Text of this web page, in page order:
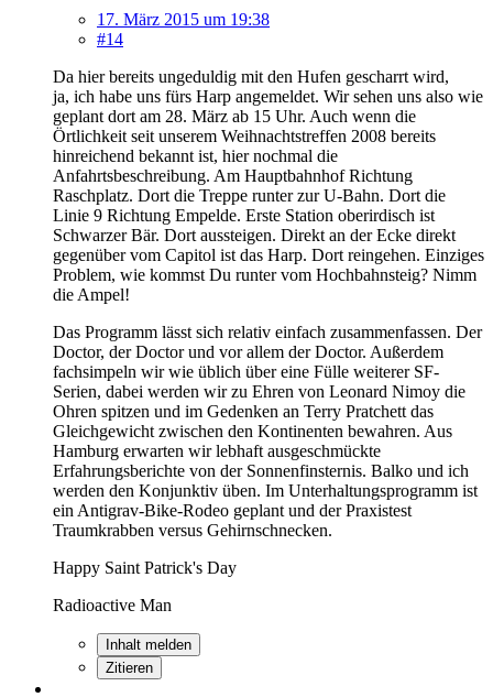
17. März 2015 um 19:38
#14
Da hier bereits ungeduldig mit den Hufen gescharrt wird,
ja, ich habe uns fürs Harp angemeldet. Wir sehen uns also wie
geplant dort am 28. März ab 15 Uhr. Auch wenn die
Örtlichkeit seit unserem Weihnachtstreffen 2008 bereits
hinreichend bekannt ist, hier nochmal die
Anfahrtsbeschreibung. Am Hauptbahnhof Richtung
Raschplatz. Dort die Treppe runter zur U-Bahn. Dort die
Linie 9 Richtung Empelde. Erste Station oberirdisch ist
Schwarzer Bär. Dort aussteigen. Direkt an der Ecke direkt
gegenüber vom Capitol ist das Harp. Dort reingehen. Einziges
Problem, wie kommst Du runter vom Hochbahnsteig? Nimm
die Ampel!
Das Programm lässt sich relativ einfach zusammenfassen. Der
Doctor, der Doctor und vor allem der Doctor. Außerdem
fachsimpeln wir wie üblich über eine Fülle weiterer SF-
Serien, dabei werden wir zu Ehren von Leonard Nimoy die
Ohren spitzen und im Gedenken an Terry Pratchett das
Gleichgewicht zwischen den Kontinenten bewahren. Aus
Hamburg erwarten wir lebhaft ausgeschmückte
Erfahrungsberichte von der Sonnenfinsternis. Balko und ich
werden den Konjunktiv üben. Im Unterhaltungsprogramm ist
ein Antigrav-Bike-Rodeo geplant und der Praxistest
Traumkrabben versus Gehirnschnecken.
Happy Saint Patrick's Day
Radioactive Man
Inhalt melden
Zitieren